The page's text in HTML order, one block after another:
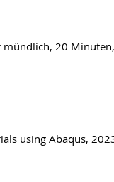
20
using Abaqus,